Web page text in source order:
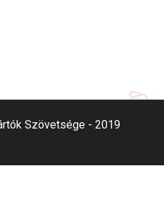
Szövetsége - 2019